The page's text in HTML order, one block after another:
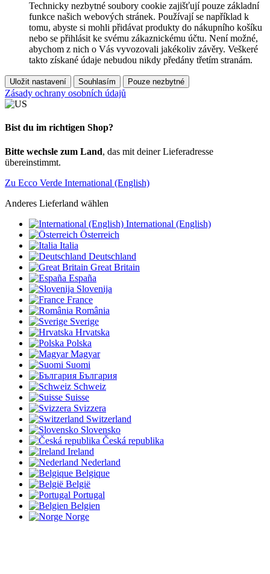
Technicky nezbytné soubory cookie zajišťují pouze základní
funkce našich webových stránek. Používají se například k
tomu, abyste si mohli přidávat produkty do nákupního košíku
nebo se přihlásit ke svému zákaznickému účtu. Není možné,
abychom z nich o Vás vyvozovali jakékoliv závěry. Veškeré
takto získané údaje nebudou nikdy předány třetím stranám.
Uložit nastavení Souhlasím Pouze nezbytné
Zásady ochrany osobních údajů
Bist du im richtigen Shop?
Bitte wechsle zum Land, das mit deiner Lieferadresse
übereinstimmt.
Zu Ecco Verde International (English)
Anderes Lieferland wählen
International (English)
Österreich
Italia
Deutschland
Great Britain
España
Slovenija
France
România
Sverige
Hrvatska
Polska
Magyar
Suomi
България
Schweiz
Suisse
Svizzera
Switzerland
Slovensko
Česká republika
Ireland
Nederland
Belgique
België
Portugal
Belgien
Norge